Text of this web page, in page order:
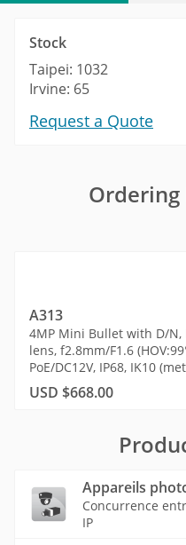
Stock
Taipei: 1032
Irvine: 65
Request a Quote
A313
4MP Mini Bullet with D/N,
lens, f2.8mm/F1.6
PoE/DC12V, IP68, IK10
USD $668.00
Appareils
Concurrence
IP